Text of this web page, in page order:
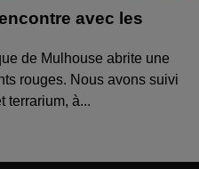
avec les
de Mulhouse abrite une
rouges. Nous avons suivi
terrarium, à...